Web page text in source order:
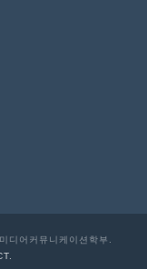
어커뮤니케이션학부.